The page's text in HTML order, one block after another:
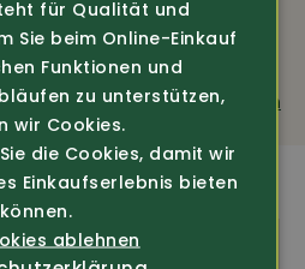
TEX
Weiterempfehlen
PRODUKTE
Neu
für Qualität und
Sie beim Online-Einkauf
Funktionen und
zu unterstützen,
wir Cookies.
die Cookies, damit wir
Einkaufserlebnis bieten
können.
ablehnen